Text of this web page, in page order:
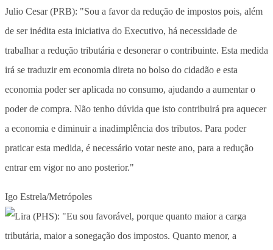
Julio Cesar (PRB): "Sou a favor da redução de impostos pois, além
de ser inédita esta iniciativa do Executivo, há necessidade de
trabalhar a redução tributária e desonerar o contribuinte. Esta medida
irá se traduzir em economia direta no bolso do cidadão e esta
economia poder ser aplicada no consumo, ajudando a aumentar o
poder de compra. Não tenho dúvida que isto contribuirá pra aquecer
a economia e diminuir a inadimplência dos tributos. Para poder
praticar esta medida, é necessário votar neste ano, para a redução
entrar em vigor no ano posterior."
Igo Estrela/Metrópoles